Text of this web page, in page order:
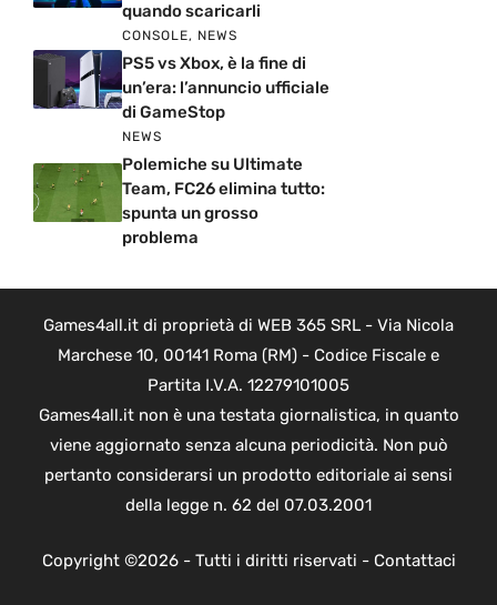
quando scaricarli
CONSOLE, NEWS
PS5 vs Xbox, è la fine di
un’era: l’annuncio ufficiale
di GameStop
NEWS
Polemiche su Ultimate
Team, FC26 elimina tutto:
spunta un grosso
problema
Games4all.it di proprietà di WEB 365 SRL - Via Nicola
Marchese 10, 00141 Roma (RM) - Codice Fiscale e
Partita I.V.A. 12279101005
Games4all.it non è una testata giornalistica, in quanto
viene aggiornato senza alcuna periodicità. Non può
pertanto considerarsi un prodotto editoriale ai sensi
della legge n. 62 del 07.03.2001
Copyright ©2026 - Tutti i diritti riservati - Contattaci